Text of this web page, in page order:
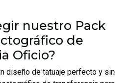
nuestro Pack
de
Oficio?
diseño de tatuaje perfecto y sin